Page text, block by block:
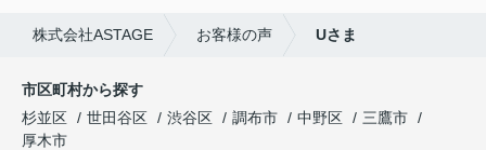
株式会社ASTAGE お客様の声 Uさま
市区町村から探す
杉並区
世田谷区 渋谷区 調布市 中野区
三鷹市
厚木市